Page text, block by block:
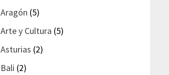
Aragón (5)
Arte y Cultura (5)
Asturias (2)
Bali (2)